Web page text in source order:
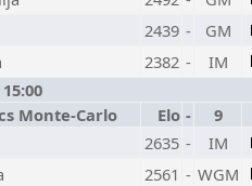
2439 -
GM
2382 -
IM
Monte-Carlo Elo -
9
2635 -
IM
2561 - WGM